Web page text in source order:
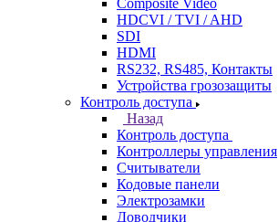
Composite Video
HDCVI / TVI / AHD
SDI
HDMI
RS232, RS485, Контакты
Устройства грозозащиты
Контроль доступа
Назад
Контроль доступа
Контроллеры управления
Считыватели
Кодовые панели
Электрозамки
Доводчики